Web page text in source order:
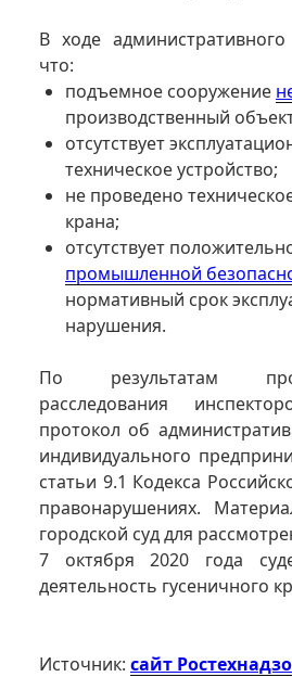
В ходе
что:
подъемное сооружение
производственный
отсутствует
техническое устройство;
не проведено
крана;
отсутствует
промышленной
нормативный срок
нарушения.
По результатам
расследования
протокол об
индивидуального
статьи 9.1 Кодекса
правонарушениях.
городской суд для
7 октября 2020 года
деятельность гусеничного
Источник: сайт